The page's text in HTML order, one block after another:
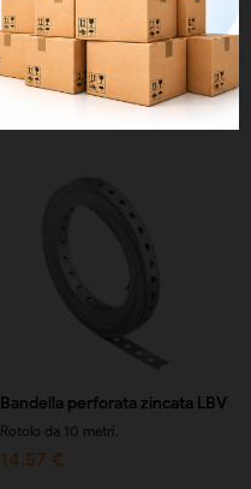
25 metri
Larghezza: 10 cm Lunghezza: 25
metri Benda vinilica
particolarmente...
Bandella perforata zincata LBV
Rotolo da 10 metri.
14,57 €